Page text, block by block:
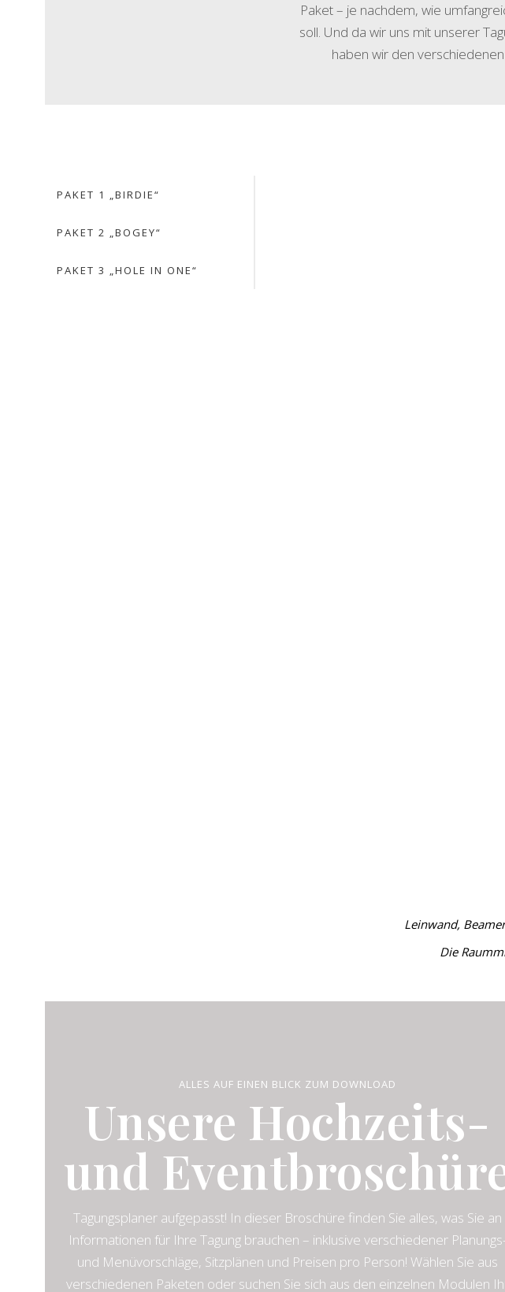
Paket – je nachdem, wie
soll. Und da wir uns mit unserer
haben wir den
PAKET 1 „BIRDIE“
PAKET 2 „BOGEY“
PAKET 3 „HOLE IN ONE“
Leinwand,
Die
ALLES AUF EINEN BLICK ZUM DOWN­LOAD
Unsere Hoch­zeits-
und
Tagungsplaner aufgepasst! In dieser Broschüre finden Sie alles, was Sie an
Informationen für Ihre Tagung brauchen – inklusive verschiedener
und Menüvorschläge, Sitzplänen und Preisen pro Person! Wählen Sie aus
verschiedenen Paketen oder suchen Sie sich aus den einzelnen Modulen